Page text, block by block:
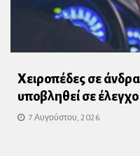
Χειροπέδες σε
υποβληθεί σε
7 Αυγούστου, 2026